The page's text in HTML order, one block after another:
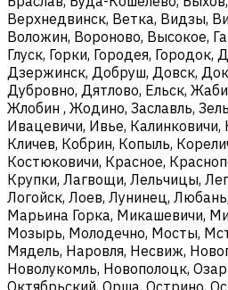
Верхнедвинск, Ветка, Видзы,
Воложин, Вороново, Высокое,
Глуск, Горки, Городея, Городок,
Дзержинск, Добруш, Довск,
Дубровно, Дятлово, Ельск,
Жлобин , Жодино, Заславль,
Ивацевичи, Ивье, Калинковичи,
Кличев, Кобрин, Копыль,
Костюковичи, Красное,
Крупки, Лагвощи, Лельчицы,
Логойск, Лоев, Лунинец,
Марьина Горка, Микашевичи,
Мозырь, Молодечно, Мосты,
Мядель, Наровля, Несвиж,
Новолукомль, Новополоцк,
Октябрьский, Орша, Острино,